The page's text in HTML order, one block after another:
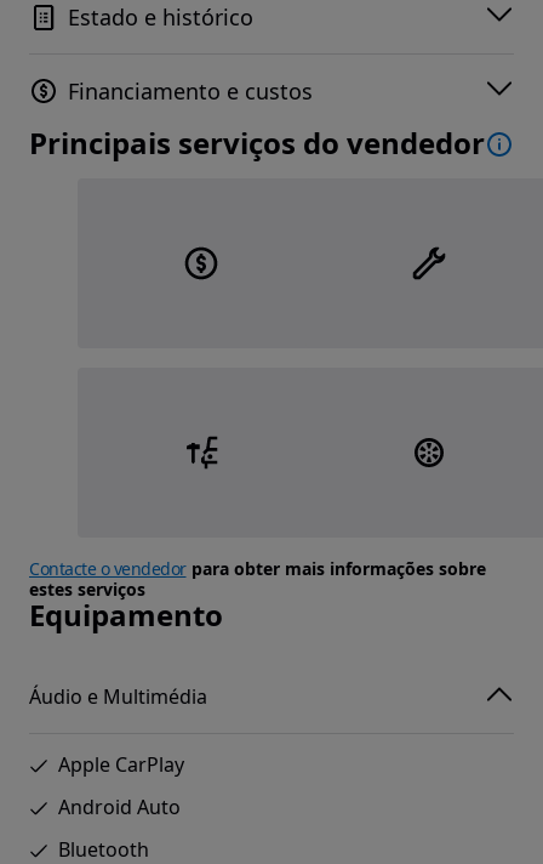
Estado e histórico
Financiamento e custos
Principais serviços do vendedor
Contacte o vendedorpara obter mais informações sobre
estes serviços
Equipamento
Áudio e Multimédia
Apple CarPlay
Android Auto
Bluetooth